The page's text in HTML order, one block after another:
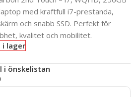
med kraftfull i7-prestanda,
och snabb SSD. Perfekt för
kvalitet och mobilitet.
i lager
i önskelistan